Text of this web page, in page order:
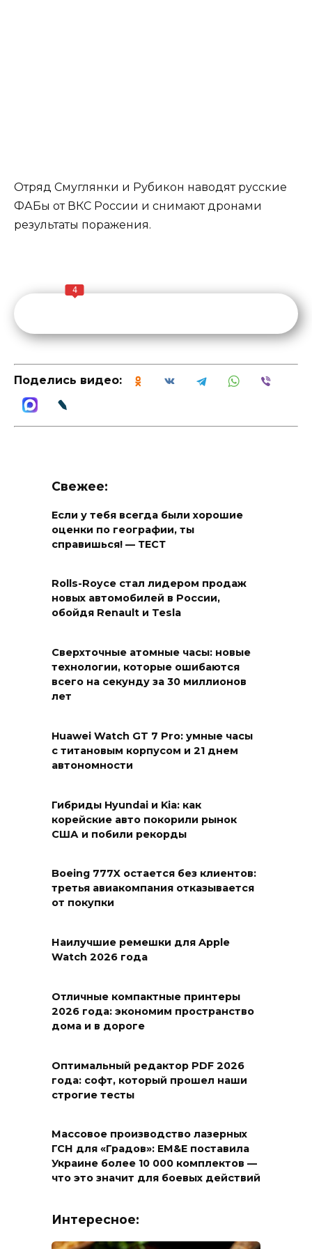
Отряд Смуглянки и Рубикон наводят русские
ФАБы от ВКС России и снимают дронами
результаты поражения.
4
Поделись видео:
Свежее:
Если у тебя всегда были хорошие
оценки по географии, ты
справишься! — ТЕСТ
Rolls-Royce стал лидером продаж
новых автомобилей в России,
обойдя Renault и Tesla
Сверхточные атомные часы: новые
технологии, которые ошибаются
всего на секунду за 30 миллионов
лет
Huawei Watch GT 7 Pro: умные часы
с титановым корпусом и 21 днем
автономности
Гибриды Hyundai и Kia: как
корейские авто покорили рынок
США и побили рекорды
Boeing 777X остается без клиентов:
третья авиакомпания отказывается
от покупки
Наилучшие ремешки для Apple
Watch 2026 года
Отличные компактные принтеры
2026 года: экономим пространство
дома и в дороге
Оптимальный редактор PDF 2026
года: софт, который прошел наши
строгие тесты
Массовое производство лазерных
ГСН для «Градов»: EM&E поставила
Украине более 10 000 комплектов —
что это значит для боевых действий
Интересное: